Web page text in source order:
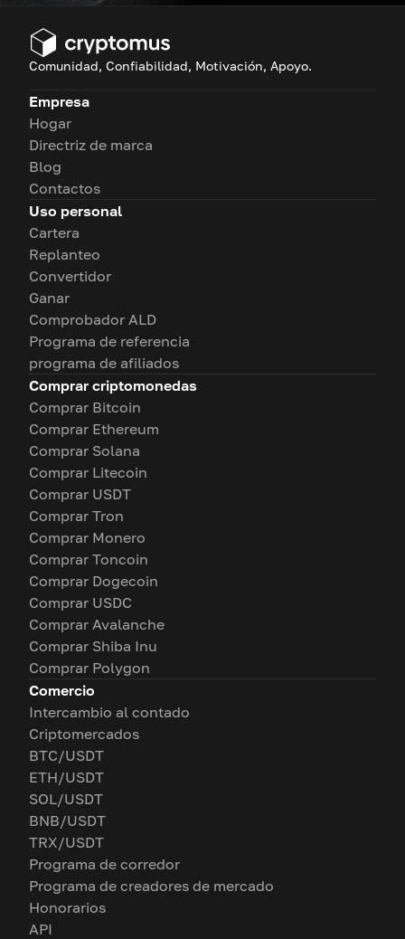
Comunidad, Confiabilidad, Motivación, Apoyo.
Empresa
Hogar
Directriz de marca
Blog
Contactos
Uso personal
Cartera
Replanteo
Convertidor
Ganar
Comprobador ALD
Programa de referencia
programa de afiliados
Comprar criptomonedas
Comprar Bitcoin
Comprar Ethereum
Comprar Solana
Comprar Litecoin
Comprar USDT
Comprar Tron
Comprar Monero
Comprar Toncoin
Comprar Dogecoin
Comprar USDC
Comprar Avalanche
Comprar Shiba Inu
Comprar Polygon
Comercio
Intercambio al contado
Criptomercados
BTC/USDT
ETH/USDT
SOL/USDT
BNB/USDT
TRX/USDT
Programa de corredor
Programa de creadores de mercado
Honorarios
API